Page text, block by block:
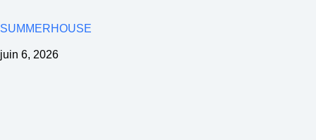
SUMMERHOUSE
juin 6, 2026